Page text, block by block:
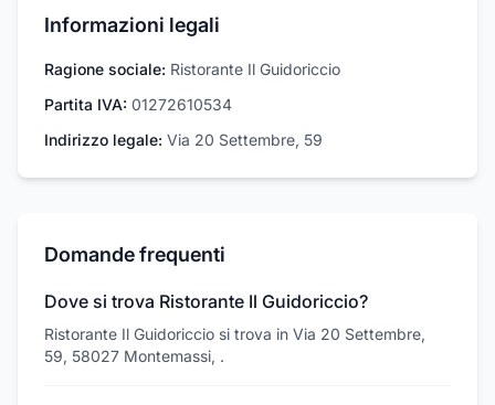
Informazioni legali
Ragione sociale: Ristorante Il Guidoriccio
Partita IVA: 01272610534
Indirizzo legale: Via 20 Settembre, 59
Domande frequenti
Dove si trova Ristorante Il Guidoriccio?
Ristorante Il Guidoriccio si trova in Via 20 Settembre,
59, 58027 Montemassi, .